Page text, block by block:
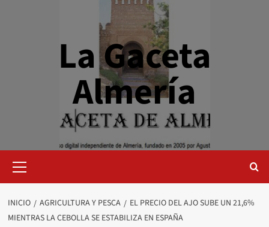
La Gaceta
Almería
primario
INICIO AGRICULTURA Y PESCA
EL PRECIO DEL AJO SUBE UN 21,6%
MIENTRAS LA CEBOLLA SE ESTABILIZA EN ESPAÑA